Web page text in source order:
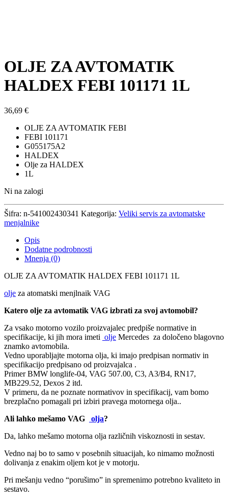
OLJE ZA AVTOMATIK
HALDEX FEBI 101171 1L
36,69 €
OLJE ZA AVTOMATIK FEBI
FEBI 101171
G055175A2
HALDEX
Olje za HALDEX
1L
Ni na zalogi
Šifra: n-541002430341 Kategorija: Veliki servis za avtomatske
menjalnike
Opis
Dodatne podrobnosti
Mnenja (0)
OLJE ZA AVTOMATIK HALDEX FEBI 101171 1L
olje za atomatski menjlnaik VAG
Katero olje za avtomatik VAG izbrati za svoj avtomobil?
Za vsako motorno vozilo proizvajalec predpiše normative in
specifikacije, ki jih mora imeti olje Mercedes za določeno blagovno
znamko avtomobila.
Vedno uporabljajte motorna olja, ki imajo predpisan normativ in
specifikacijo predpisano od proizvajalca .
Primer BMW longlife-04, VAG 507.00, C3, A3/B4, RN17,
MB229.52, Dexos 2 itd.
V primeru, da ne poznate normativov in specifikacij, vam bomo
brezplačno pomagali pri izbiri pravega motornega olja..
Ali lahko mešamo VAG
olja?
Da, lahko mešamo motorna olja različnih viskoznosti in sestav.
Vedno naj bo to samo v posebnih situacijah, ko nimamo možnosti
dolivanja z enakim oljem kot je v motorju.
Pri mešanju vedno “porušimo” in spremenimo potrebno kvaliteto in
sestavo.